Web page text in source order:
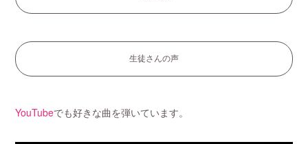
生徒さんの声
YouTubeでも好きな曲を弾いています。